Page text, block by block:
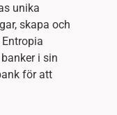
unika
skapa och
i sin
för att